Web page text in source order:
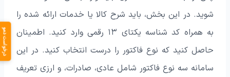
شوید. در این بخش، باید شرح کالا یا خدمات ارائه شده را
به همراه کد شناسه یکتای ۱۳ رقمی وارد کنید. اطمینان
حاصل کنید که نوع فاکتور را درست انتخاب کنید. در این
سامانه سه نوع فاکتور شامل عادی، صادرات، و ارزی تعریف
درخواست دمو